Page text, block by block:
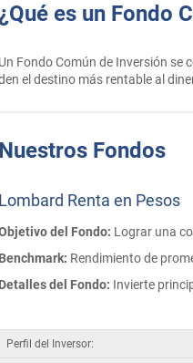
es un Fondo
Un Fondo Común de Inversión
el destino más rentable al
Nuestros Fondos
Lombard Renta en Pesos
del Fondo: Lograr una
Benchmark: Rendimiento de
Detalles del Fondo: Invierte
Perfil del Inversor: